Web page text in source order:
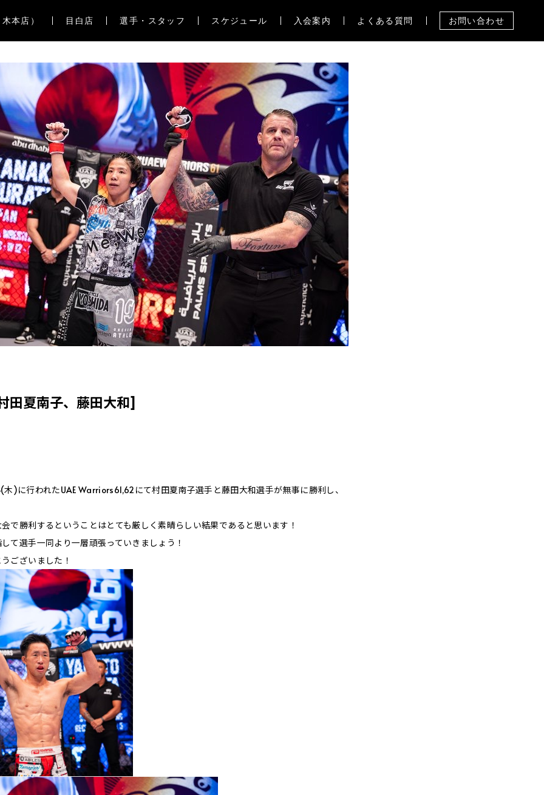
本店） 目白店 選手・スタッフ スケジュール 入会案内 よくある質問 お問い合わせ
田夏南子、藤田大和]
)に行われたUAE Warriors61,62にて村田夏南子選手と藤田大和選手が無事に勝利し、
で勝利するということはとても厳しく素晴らしい結果であると思います！
て選手一同より一層頑張っていきましょう！
ございました！